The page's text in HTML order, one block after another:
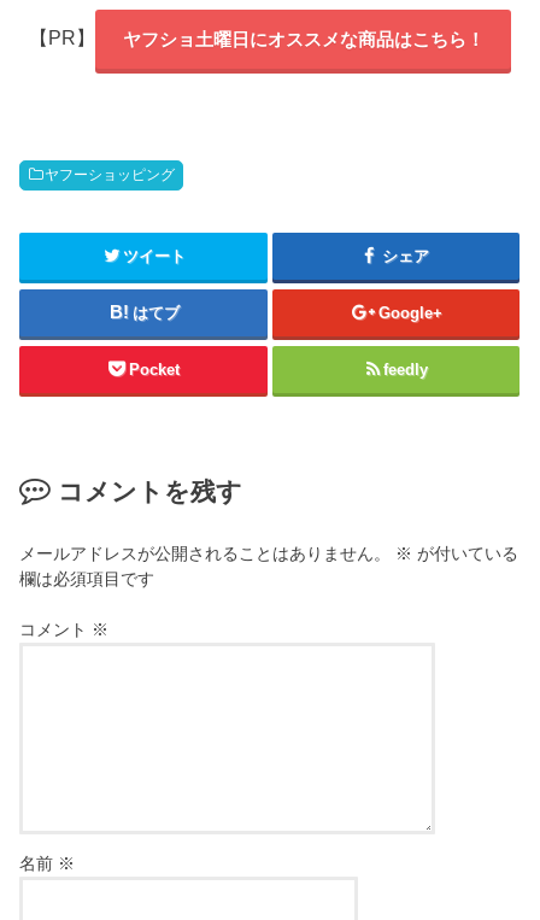
【PR】 ヤフショ土曜日にオススメな商品はこちら！
ヤフーショッピング
ツイート シェア
はてブ Google+
Pocket feedly
コメントを残す
メールアドレスが公開されることはありません。 ※ が付いている
欄は必須項目です
コメント ※
名前 ※